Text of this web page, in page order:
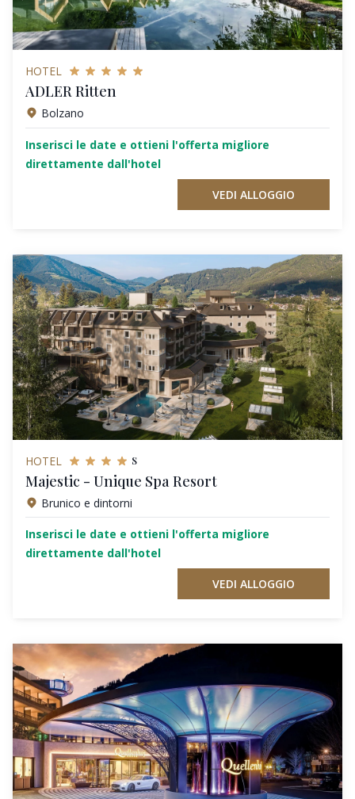
HOTEL
ADLER Ritten
Bolzano
Inserisci le date e ottieni l'offerta migliore
direttamente dall'hotel
VEDI ALLOGGIO
HOTEL s
Majestic - Unique Spa Resort
Brunico e dintorni
Inserisci le date e ottieni l'offerta migliore
direttamente dall'hotel
VEDI ALLOGGIO